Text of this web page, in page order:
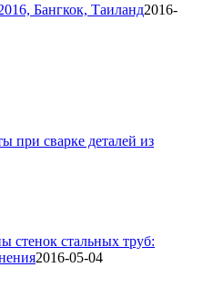
Бангкок, Таиланд2016-
при сварке деталей из
стенок стальных труб:
2016-05-04